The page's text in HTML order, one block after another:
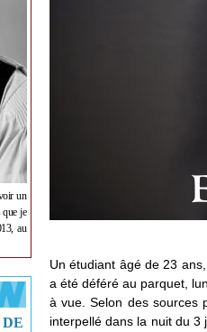
un
que je
au
Un étudiant âgé de 23
a été déféré au parquet,
à vue. Selon des sources
interpellé dans la nuit du 3